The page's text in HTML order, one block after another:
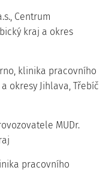
Centrum
kraj a okres
klinika pracovního
okresy Jihlava, Třebíč
MUDr.
pracovního